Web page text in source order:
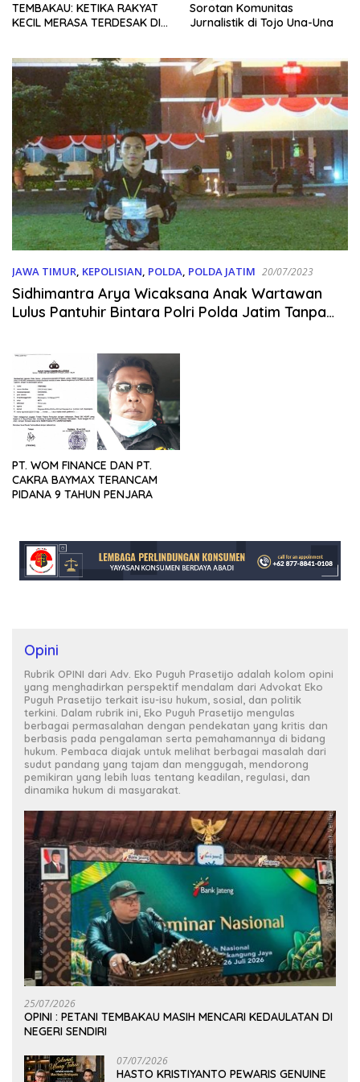
TEMBAKAU: KETIKA RAKYAT
KECIL MERASA TERDESAK DI
Sorotan Komunitas
Jurnalistik di Tojo Una-Una
JAWA TIMUR, KEPOLISIAN, POLDA, POLDA JATIM 20/07/2023
Sidhimantra Arya Wicaksana Anak Wartawan
Lulus Pantuhir Bintara Polri Polda Jatim Tanpa
PT. WOM FINANCE DAN PT.
CAKRA BAYMAX TERANCAM
PIDANA 9 TAHUN PENJARA
Opini
Rubrik OPINI dari Adv. Eko Puguh Prasetijo adalah kolom opini
yang menghadirkan perspektif mendalam dari Advokat Eko
Puguh Prasetijo terkait isu-isu hukum, sosial, dan politik
terkini. Dalam rubrik ini, Eko Puguh Prasetijo mengulas
berbagai permasalahan dengan pendekatan yang kritis dan
berbasis pada pengalaman serta pemahamannya di bidang
hukum. Pembaca diajak untuk melihat berbagai masalah dari
sudut pandang yang tajam dan menggugah, mendorong
pemikiran yang lebih luas tentang keadilan, regulasi, dan
dinamika hukum di masyarakat.
25/07/2026
OPINI : PETANI TEMBAKAU MASIH MENCARI KEDAULATAN DI
NEGERI SENDIRI
07/07/2026
HASTO KRISTIYANTO PEWARIS GENUINE